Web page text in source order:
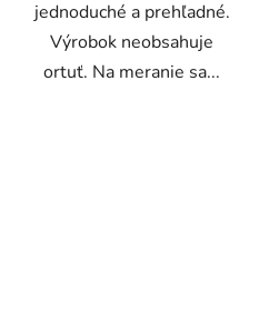
jednoduché a prehľadné.
Výrobok neobsahuje
ortuť. Na meranie sa...